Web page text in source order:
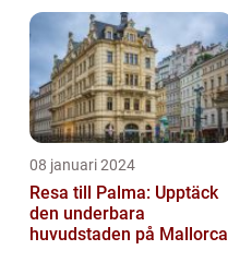
08 januari 2024
Resa till Palma: Upptäck
den underbara
huvudstaden på Mallorca